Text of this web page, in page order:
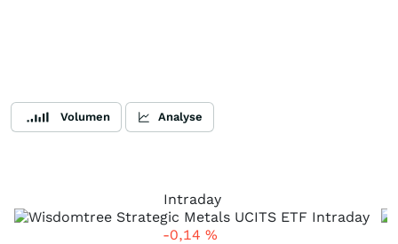
Volumen Analyse
Intraday
-0,14 %